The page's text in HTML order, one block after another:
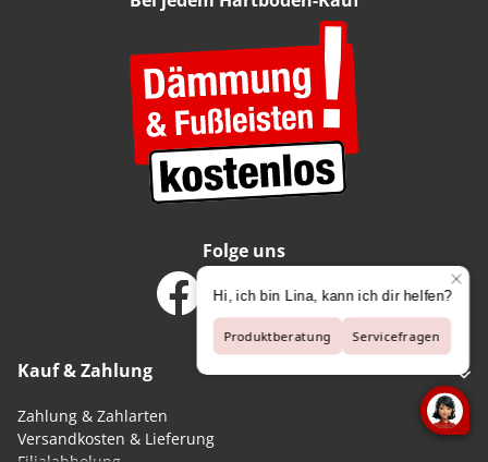
Kauf & Zahlung
Zahlung & Zahlarten
Versandkosten & Lieferung
Folge uns